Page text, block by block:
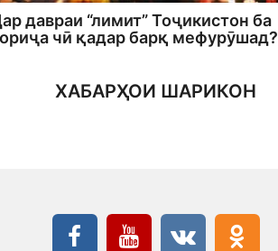
давраи “лимит” Тоҷикистон ба
чӣ қадар барқ мефурӯшад?
ХАБАРҲОИ ШАРИКОН